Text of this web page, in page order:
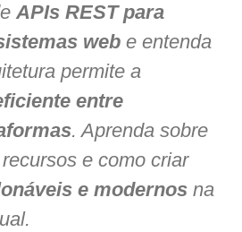
APIs REST para
web e entenda
permite a
entre
. Aprenda sobre
e como criar
e modernos na